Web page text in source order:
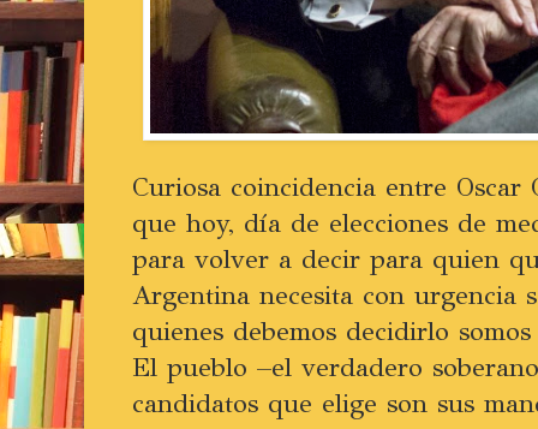
Curiosa coincidencia entre Oscar
que hoy, día de elecciones de
para volver a decir para quien
Argentina necesita con urgencia
quienes debemos decidirlo
El pueblo –el verdadero
candidatos que elige son sus